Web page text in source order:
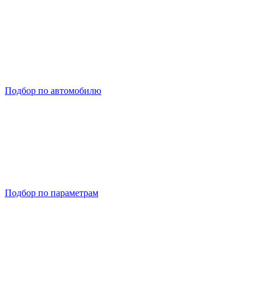
Подбор по автомобилю
Подбор по параметрам